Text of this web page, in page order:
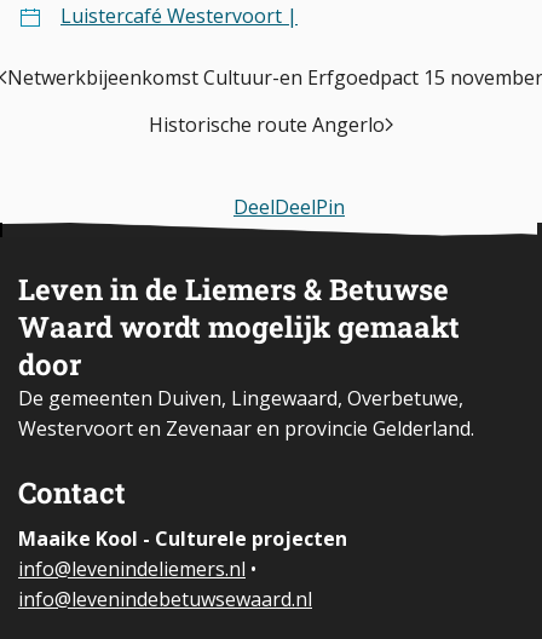
Luistercafé Westervoort |
Netwerkbijeenkomst Cultuur-en Erfgoedpact 15 november
Historische route Angerlo
DeelDeelPin
Leven in de Liemers & Betuwse
Waard wordt mogelijk gemaakt
door
De gemeenten Duiven, Lingewaard, Overbetuwe,
Westervoort en Zevenaar en provincie Gelderland.
Contact
Maaike Kool - Culturele projecten
info@levenindeliemers.nl •
info@levenindebetuwsewaard.nl